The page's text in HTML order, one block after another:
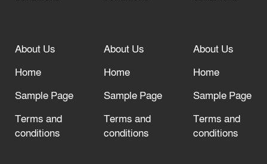
About Us
Home
Sample Page
Terms and
conditions
About Us
Home
Sample Page
Terms and
conditions
About Us
Home
Sample Page
Terms and
conditions